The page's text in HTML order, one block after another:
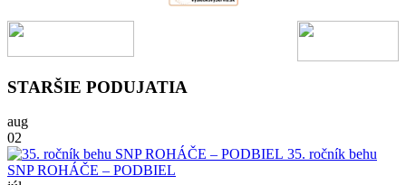
STARŠIE PODUJATIA
aug
02
35. ročník behu
SNP ROHÁČE – PODBIEL